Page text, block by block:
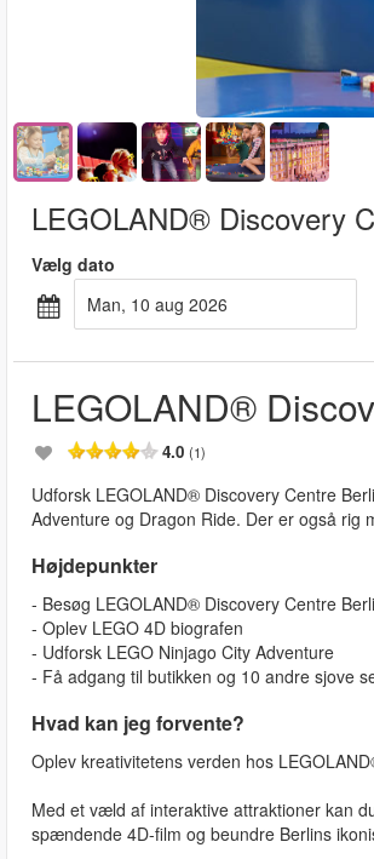
LEGOLAND® Discovery
Vælg dato
man, 10 aug 2026
LEGOLAND®
4.0 (1)
Udforsk LEGOLAND® Discovery Centre
Adventure og Dragon Ride. Der er også rig
Højdepunkter
- Besøg LEGOLAND® Discovery Centre
- Oplev LEGO 4D biografen
- Udforsk LEGO Ninjago City Adventure
- Få adgang til butikken og 10 andre sjove
Hvad kan jeg forvente?
Oplev kreativitetens verden hos
Med et væld af interaktive attraktioner kan
spændende 4D-film og beundre Berlins